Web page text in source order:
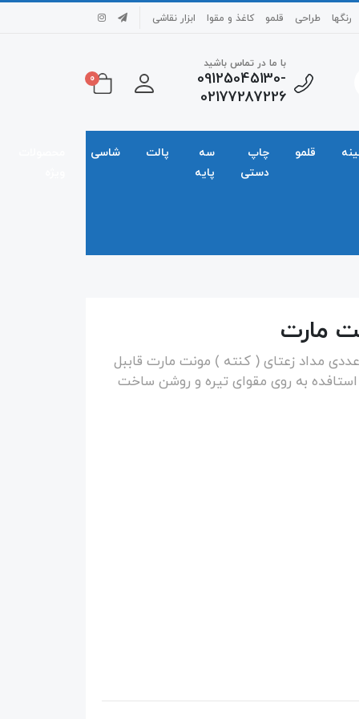
رنگها طراحی قلمو کاغذ و مقوا ابزار نقاشی
با ما در تماس باشید
09125045130-
02177287226
0
قلمو
چاپ
دستی
سه
پایه
پالت شاسی
مارت
ست مداد کنته سفید مونت مارت شامل 3 عددی مداد زعتای ( کنته ) مونت مارت قاببل
استافده به روی مقوای تیره و روشن ساخت